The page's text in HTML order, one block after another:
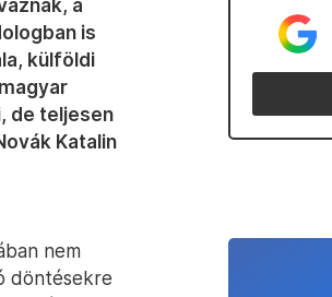
a
is
külföldi
de teljesen
Katalin
nem
döntésekre